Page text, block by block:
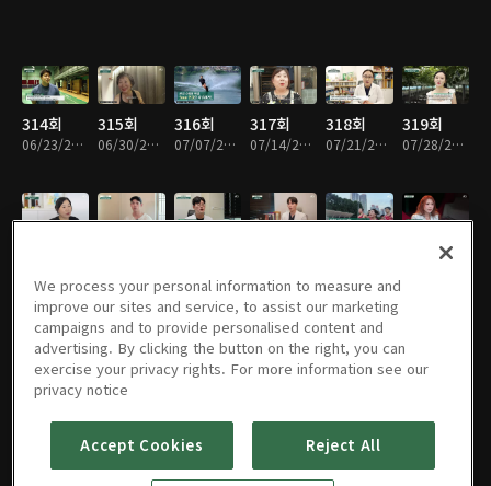
314회
06/23/2024 • 45분
315회
06/30/2024 • 45분
316회
07/07/2024 • 46분
317회
07/14/2024 • 46분
318회
07/21/2024 • 45분
319회
07/28/2024 • 46분
325회
326회
09/22/2024 • 46분
327회 328회 329회 330회 331회
We process your personal information to measure and
improve our sites and service, to assist our marketing
campaigns and to provide personalised content and
advertising. By clicking the button on the right, you can
exercise your privacy rights. For more information see our
privacy notice
Accept Cookies Reject All